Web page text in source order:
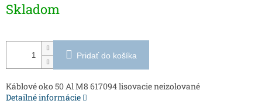
cena:
Skladom
Pridať do košíka
Káblové oko 50 Al M8 617094 lisovacie neizolované
Detailné informácie